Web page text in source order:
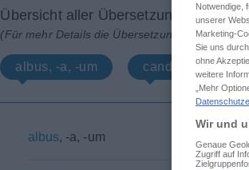
Übersicht aller Übersetzungen
(Für mehr Details die Übersetzung anklicken/
albus, -a, -um candidus, -a, -um
albus, -a, -um
Notwendige,
unserer
Marketing-
Sie uns
ohne
weitere
„Mehr
Wir und
Genaue
Zugriff auf